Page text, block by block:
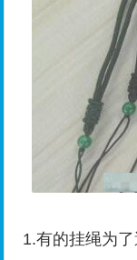
1.有的挂绳为